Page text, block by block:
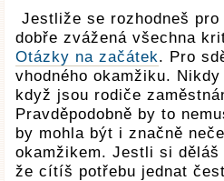
Jestliže se rozhodneš
dobře zvážená všechna
Otázky na začátek. Pro
vhodného okamžiku.
když jsou rodiče
Pravděpodobně by to
by mohla být i značně
okamžikem. Jestli si
že cítíš potřebu jednat